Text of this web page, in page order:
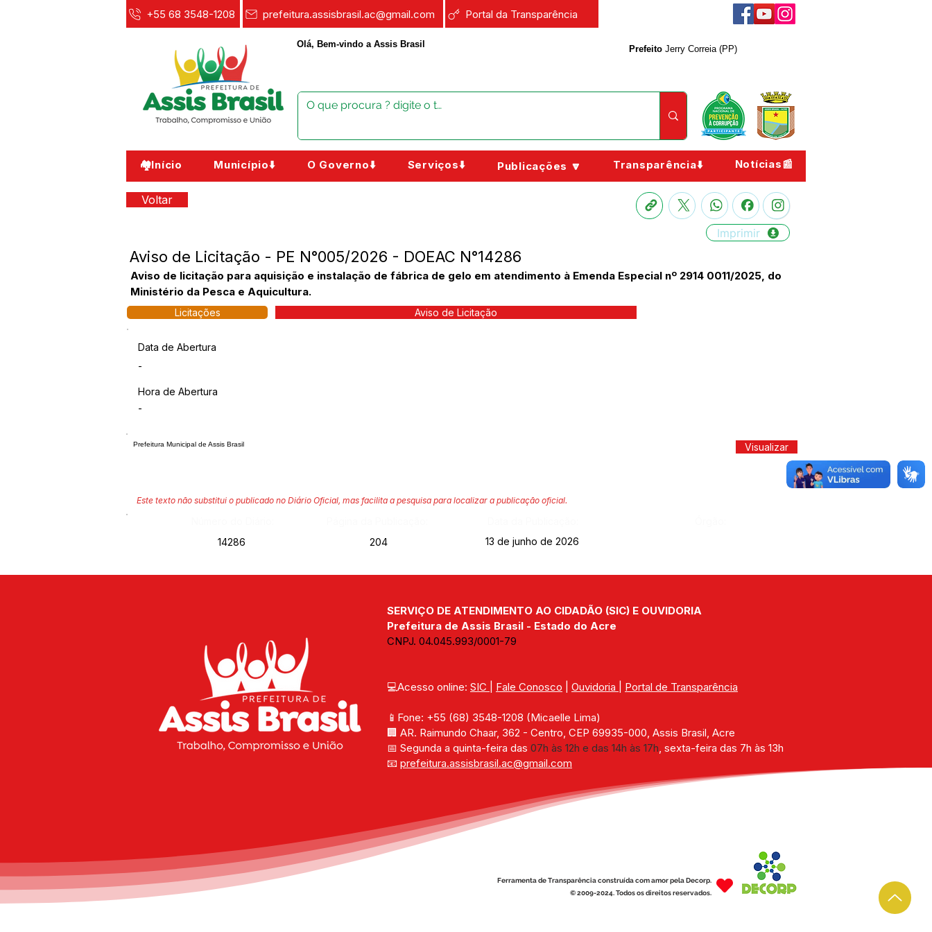
+55 68 3548-1208 prefeitura.assisbrasil.ac@gmail.com Portal da Transparência
Olá, Bem-vindo a Assis Brasil Prefeito Jerry Correia (PP)
🏘️Início Município⬇️ O Governo⬇️ Serviços⬇️ Publicações 🔽 Transparência⬇️ Notícias📰
Voltar
Imprimir
Aviso de Licitação - PE N°005/2026 - DOEAC N°14286
Aviso de licitação para aquisição e instalação de fábrica de gelo em atendimento à Emenda Especial nº 2914 0011/2025, do
Ministério da Pesca e Aquicultura.
Licitações Aviso de Licitação
Data de Abertura
-
Hora de Abertura
-
Prefeitura Municipal de Assis Brasil Visualizar
Este texto não substitui o publicado no Diário Oficial, mas facilita a pesquisa para localizar a publicação oficial.
14286
204 13 de junho de 2026
SERVIÇO DE ATENDIMENTO AO CIDADÃO (SIC) E OUVIDORIA
Prefeitura de Assis Brasil - Estado do Acre
CNPJ. 04.045.993/0001-79
💻Acesso online: SIC Fale Conosco Ouvidoria Portal de Transparência
📱Fone: +55 (68) 3548-1208 (Micaelle Lima)
🏢 AR. Raimundo Chaar, 362 - Centro, CEP 69935-000, Assis Brasil, Acre
📅 Segunda a quinta-feira das 07h às 12h e das 14h às 17h, sexta-feira das 7h às 13h
📧 prefeitura.assisbrasil.ac@gmail.com
Ferramenta de Transparência construída com amor pela Decorp.
© 2009-2024. Todos os direitos reservados.